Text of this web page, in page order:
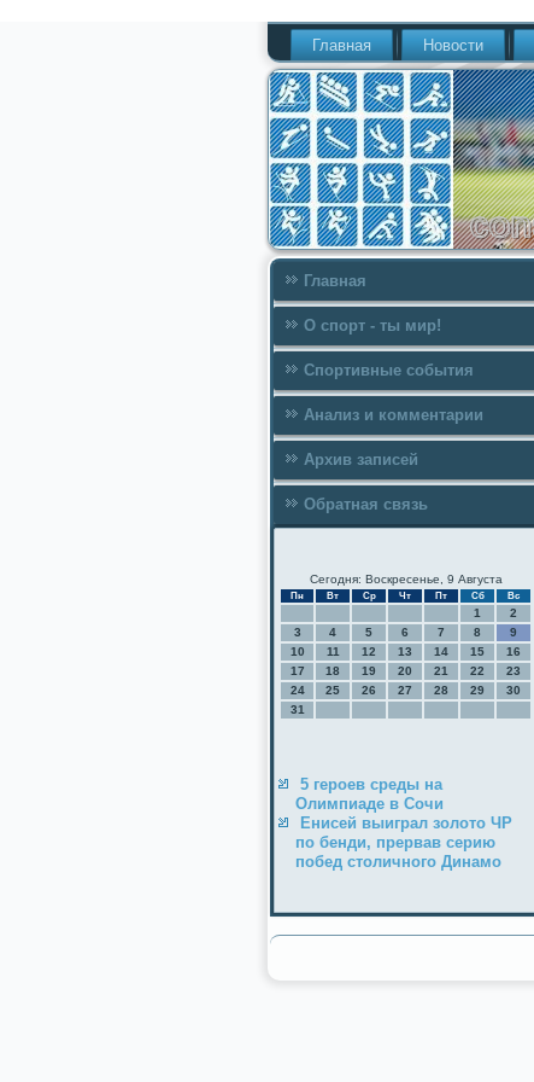
Главная Новости
Главная
О спорт - ты мир!
Спортивные события
Анализ и комментарии
Архив записей
Обратная связь
Сегодня: Воскресенье, 9 Августа
Пн Вт Ср Чт Пт Сб Вс
1
2
3
4 5 6 7 8
9
10
11 12 13 14 15
16
17
18 19 20 21 22
23
24
25 26 27 28 29
30
31
5 героев среды на
Олимпиаде в Сочи
Енисей выиграл золото ЧР
по бенди, прервав серию
побед столичного Динамо